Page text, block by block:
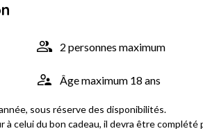
2 personnes maximum
Âge maximum 18 ans
sous réserve des disponibilités.
celui du bon cadeau, il devra être complété